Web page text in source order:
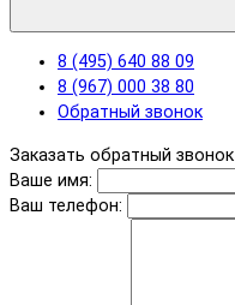
8 (495) 640 88 09
8 (967) 000 38 80
Обратный звонок
Заказать обратный звонок
Ваше имя:
Ваш телефон: